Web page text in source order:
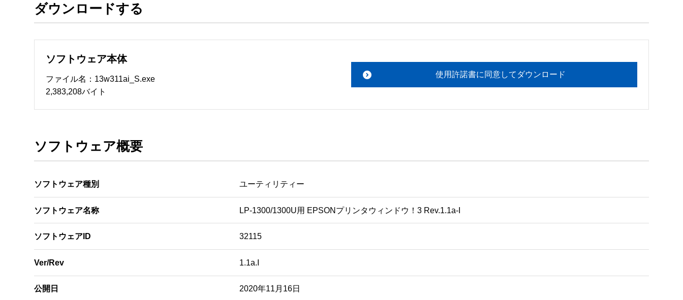
ソフトウェアのサポート
ソフトウェアの保証範囲
・ソフトウェアは、予告せず改良、変更することがあります。
著作権者
ダウンロードする
ソフトウェア本体
ファイル名：13w311ai_S.exe
2,383,208バイト
使用許諾書に同意してダウンロード
ソフトウェア概要
ソフトウェア種別 ユーティリティー
ソフトウェア名称 LP-1300/1300U用 EPSONプリンタウィンドウ！3 Rev.1.1a-I
ソフトウェアID 32115
Ver/Rev 1.1a.I
公開日 2020年11月16日